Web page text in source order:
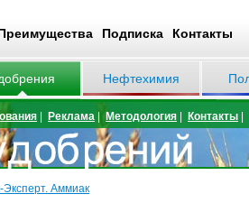
Подписка Контакты
Нефтехимия
Реклама Методология Контакты
Аммиак